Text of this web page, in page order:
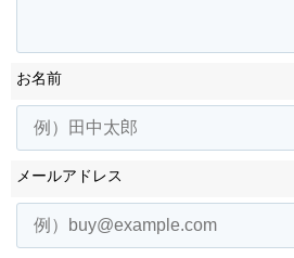
お名前
メールアドレス